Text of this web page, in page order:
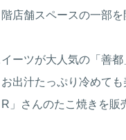
店舗スペースの一部を
ーツが大人気の「善都
出汁たっぷり冷めて
」さんのたこ焼きを販